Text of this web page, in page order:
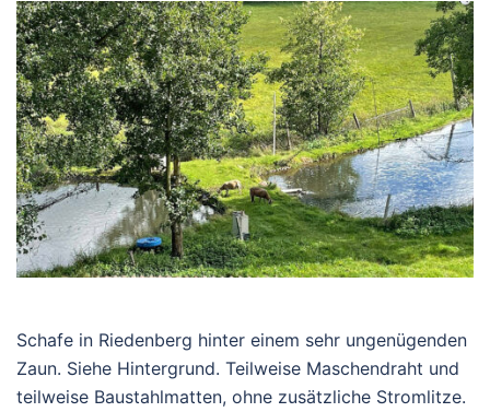
Schafe in Riedenberg hinter einem sehr ungenügenden
Zaun. Siehe Hintergrund. Teilweise Maschendraht und
teilweise Baustahlmatten, ohne zusätzliche Stromlitze.